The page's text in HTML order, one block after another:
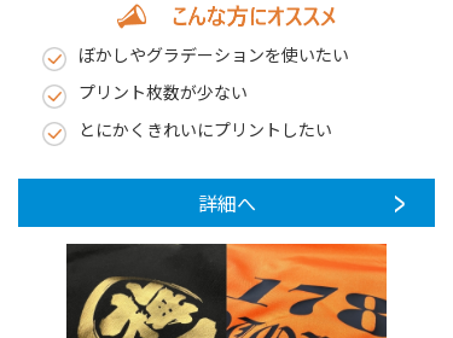
ぼかしやグラデーションを使いたい
プリント枚数が少ない
とにかくきれいにプリントしたい
詳細へ